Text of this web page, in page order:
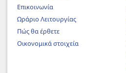
Επικοινωνία
Ωράριο Λειτουργίας
Πώς θα έρθετε
Οικονομικά στοιχεία